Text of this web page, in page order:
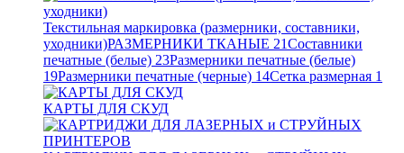
Текстильная маркировка (размерники, составники,
уходники)РАЗМЕРНИКИ ТКАНЫЕ 21Составники
печатные (белые) 23Размерники печатные (белые)
19Размерники печатные (черные) 14Сетка размерная 1
КАРТЫ ДЛЯ СКУД